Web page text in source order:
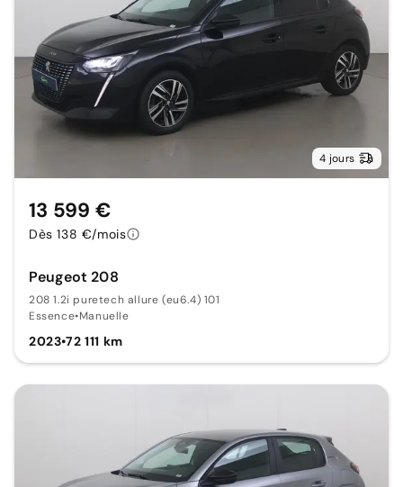
4 jours
Peugeot 208
208 1.2i puretech allure (eu6.4) 101
Essence•Manuelle
2023•72 111 km
13 599 €
Dès 138 €/mois